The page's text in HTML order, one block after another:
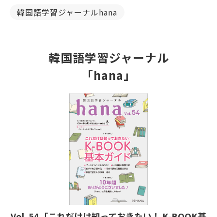
韓国語学習ジャーナルhana
韓国語学習ジャーナル
「hana」